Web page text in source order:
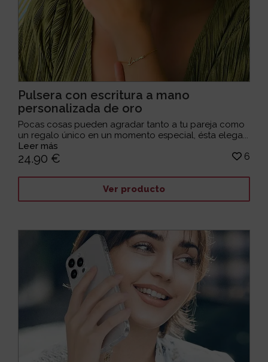
Pulsera con escritura a mano
personalizada de oro
Pocas cosas pueden agradar tanto a tu pareja como
un regalo único en un momento especial, ésta elega...
Leer más
24.90 € 6
Ver producto